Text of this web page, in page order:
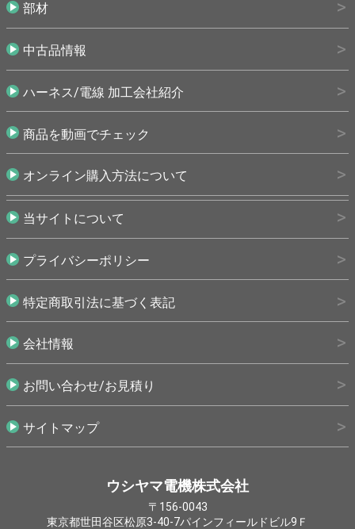
部材
中古品情報
ハーネス/電線 加工会社紹介
商品を動画でチェック
オンライン購入方法について
当サイトについて
プライバシーポリシー
特定商取引法に基づく表記
会社情報
お問い合わせ/お見積り
サイトマップ
ウシヤマ電機株式会社
〒156-0043
東京都世田谷区松原3-40-7パインフィールドビル9Ｆ